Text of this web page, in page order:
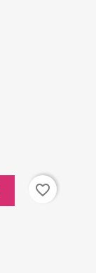
favorite_border